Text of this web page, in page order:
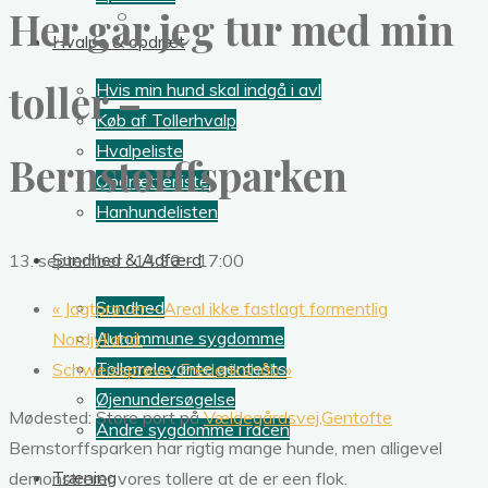
Hvalpe & opdræt
Hvis min hund skal indgå i avl
Køb af Tollerhvalp
Hvalpeliste
Opdrætterliste
Hanhundelisten
Sundhed & Adfærd
Sundhed
Autoimmune sygdomme
Tollerrelevante gentests
Øjenundersøgelse
Andre sygdomme i racen
Træning
Her går jeg tur med min
toller –
Bernstorffsparken
13. september : 14:30-17:00
« Jagtprøver – Areal ikke fastlagt formentlig
Nordjylland.
Schweissprøve, Frederikshåb»
Mødested: Store port påVældegårdsvej,Gentofte
Bernstorffsparken har rigtig mange hunde, men alligevel
demonstrerer vores tollere at de er een flok.